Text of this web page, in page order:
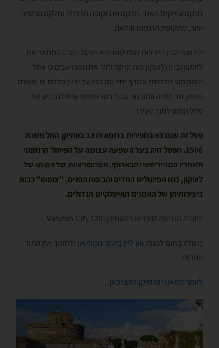
חלקם עתיקים מאוד, חלקם מהתקופה הרומית וחלקם חדשים
יותר, מתקופת הרנסנס והלאה.
הידועה מבין היצירות העתיקות היא הפסל הענק המתאר את
לאוקון ובניו (לאוקון היה מי שהזהיר את הטרויאנים כי פסל
הסוס הוא מלכודת ונטרף יחד עם בניו על ידי מפלצת ים ששלח
נפּטון, מה שהיה ההוכחה עבור הטרויאנים שיש להכניס את
פסל הסוס לתוך העיר).
פסל זה שנמצא בחפירות ברומא הוצב בוותיקן החל משנת
1506. הפסל היה בעל השפעה עצומה על הפיסול הרנסנסי
ולאחריו המנייריסטי והבָּארוקי. הפרופורציות של דמותו של
לאוקון, כמו הפיתולים החדים והבעות הפנים, "צוטטו" רבות
ביצירותיהן של האמנים האיטלקיים הגדולים.
כתובת הכניסה למוזיאוני הוותיקן: 120 Vatican City
מומלץ בחום לקנות און ליין באתר המוזיאון ולחסוך את התור
הנוראי
לאתר מוזאוני הוותיקן לחצו כאן…